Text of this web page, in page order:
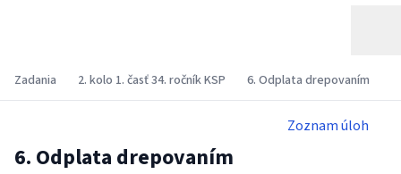
Zadania 2. kolo 1. časť 34. ročník KSP 6. Odplata drepovaním
Zoznam úloh
6. Odplata drepovaním